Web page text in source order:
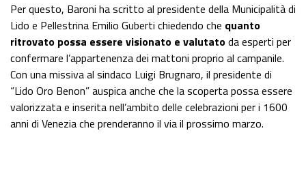
Per questo, Baroni ha scritto al presidente della Municipalità di
Lido e Pellestrina Emilio Guberti chiedendo che quanto
ritrovato possa essere visionato e valutatoda esperti per
confermare l’appartenenza dei mattoni proprio al campanile.
Con una missiva al sindaco Luigi Brugnaro, il presidente di
“Lido Oro Benon” auspica anche che la scoperta possa essere
valorizzata e inserita nell’ambito delle celebrazioni per i 1600
anni di Venezia che prenderanno il via il prossimo marzo.